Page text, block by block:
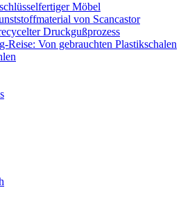
Möbel
von Scancastor
Druckgußprozess
Reise: Von gebrauchten Plastikschalen